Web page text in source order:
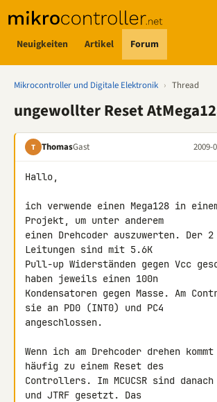
Neuigkeiten Artikel Forum
Mikrocontroller und Digitale Elektronik › Thread
ungewollter Reset
T ThomasGast 2009-
Hallo,
ich verwende einen Mega128 in
Projekt, um unter anderem
einen Drehcoder auszuwerten. Der 2
Leitungen sind mit 5.6K
Pull-up Widerständen gegen Vcc
haben jeweils einen 100n
Kondensatoren gegen Masse. Am
sie an PD0 (INT0) und PC4
angeschlossen.
Wenn ich am Drehcoder drehen
häufig zu einem Reset des
Controllers. Im MCUCSR sind danach
und JTRF gesetzt. Das